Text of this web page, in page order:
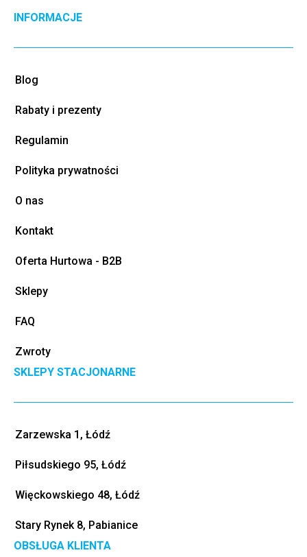
INFORMACJE
Blog
Rabaty i prezenty
Regulamin
Polityka prywatności
O nas
Kontakt
Oferta Hurtowa - B2B
Sklepy
FAQ
Zwroty
SKLEPY STACJONARNE
Zarzewska 1, Łódź
Piłsudskiego 95, Łódź
Więckowskiego 48, Łódź
Stary Rynek 8, Pabianice
OBSŁUGA KLIENTA